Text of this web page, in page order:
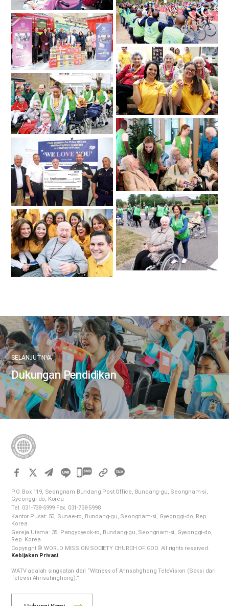
SELANJUTNYA
Dukungan Pendidikan
카
오
공
유
하
P.O. Box 119, Seongnam Bundang Post Office, Bundang-gu, Seongnam-si,
Gyeonggi-do, Korea
Tel. 031-738-5999 Fax. 031-738-5998
Kantor Pusat: 50, Sunae-ro, Bundang-gu, Seongnam-si, Gyeonggi-do, Rep.
Korea
Gereja Utama: 35, Pangyoyeok-ro, Bundang-gu, Seongnam-si, Gyeonggi-do,
Rep. Korea
Copyright © WORLD MISSION SOCIETY CHURCH OF GOD. All rights reserved.
Kebijakan Privasi
WATV adalah singkatan dari “Witness of Ahnsahghong TeleVision (Saksi dari
Televisi Ahnsahnghong).”